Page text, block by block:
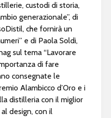
custodi di storia,
generazionale”, di
che fornirà un
e di Paola Soldi,
sul tema “Lavorare
di fare
consegnate le
Alambicco d’Oro e i
distilleria con il miglior
design, con il